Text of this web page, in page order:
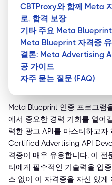
CBTProxy와 함께 Meta
로, 합격 보장
기타 주요 Meta
Meta Blueprint 자격증 유
결론: Meta Advertising
공 가이드
자주 묻는 질문 (FAQ)
Meta Blueprint 인증 프로그램
에서 중요한 경력 기회를 열어
력한 광고 API를 마스터하고
Certified Advertising API
격증이 매우 유용합니다. 이 전
터에게 필수적인 기술력을 입
스 없이 이 자격증을 자신 있게